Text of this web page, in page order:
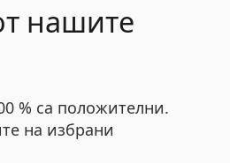
нашите
% са положителни.
на избрани